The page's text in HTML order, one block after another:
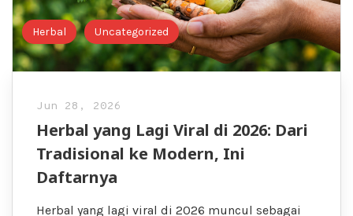
Herbal Uncategorized
Jun 28, 2026
Herbal yang Lagi Viral di 2026: Dari
Tradisional ke Modern, Ini
Daftarnya
Herbal yang lagi viral di 2026 muncul sebagai